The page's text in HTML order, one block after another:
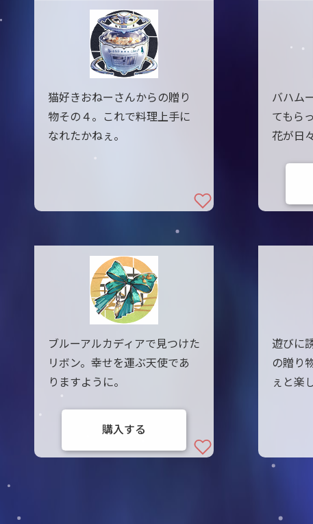
猫好きおねーさんからの贈り
物その４。これで料理上手に
なれたかねぇ。
バハム
てもら
花が日
ブルーアルカディアで見つけた
リボン。幸せを運ぶ天使であ
りますように。
購入する
遊びに
の贈り
ぇと楽